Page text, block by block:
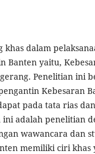
dalam
Banten yaitu,
Penelitian ini
Kebesaran
pada tata rias
ini adalah penelitian
wawancara dan
memiliki ciri khas